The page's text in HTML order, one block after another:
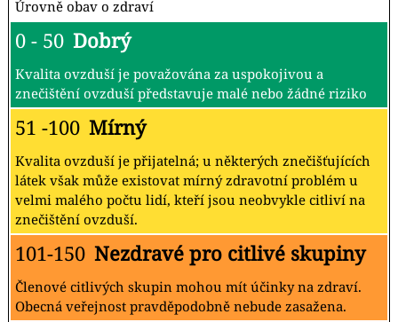
Úrovně obav o zdraví
0 - 50 Dobrý
Kvalita ovzduší je považována za uspokojivou a
znečištění ovzduší představuje malé nebo žádné riziko
51 -100 Mírný
Kvalita ovzduší je přijatelná; u některých znečišťujících
látek však může existovat mírný zdravotní problém u
velmi malého počtu lidí, kteří jsou neobvykle citliví na
znečištění ovzduší.
101-150 Nezdravé pro citlivé skupiny
Členové citlivých skupin mohou mít účinky na zdraví.
Obecná veřejnost pravděpodobně nebude zasažena.